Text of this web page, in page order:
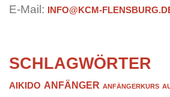
E-Mail: INFO@KCM-
SCHLAGWÖRTER
AIKIDO ANFÄNGER ANFÄNGERKURS